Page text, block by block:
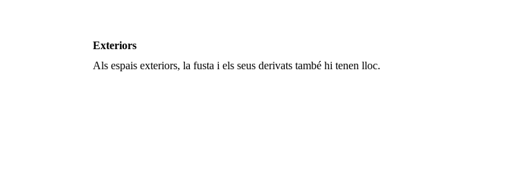
Exteriors
Als espais exteriors, la fusta i els seus derivats també hi tenen lloc.